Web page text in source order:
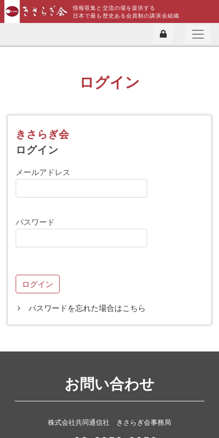
情報収集と交流の場を提供する
日本で最も歴史ある会員制の講演会組織
ログイン
きさらぎ会
ログイン
メールアドレス
パスワード
パスワードを忘れた場合はこちら
お問い合わせ
株式会社共同通信社 きさらぎ会事務局